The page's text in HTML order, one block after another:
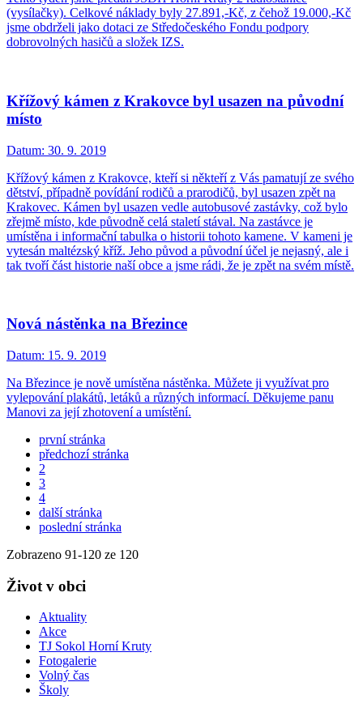
(vysílačky). Celkové náklady byly 27.891,-Kč, z čehož 19.000,-Kč
jsme obdrželi jako dotaci ze Středočeského Fondu podpory
dobrovolných hasičů a složek IZS.
Křížový kámen z Krakovce byl usazen na původní
místo
Datum: 30. 9. 2019
Křížový kámen z Krakovce, kteří si někteří z Vás pamatují ze svého
dětství, případně povídání rodičů a prarodičů, byl usazen zpět na
Krakovec. Kámen byl usazen vedle autobusové zastávky, což bylo
zřejmě místo, kde původně celá staletí stával. Na zastávce je
umístěna i informační tabulka o historii tohoto kamene. V kameni je
vytesán maltézský kříž. Jeho původ a původní účel je nejasný, ale i
tak tvoří část historie naší obce a jsme rádi, že je zpět na svém místě.
Nová nástěnka na Březince
Datum: 15. 9. 2019
Na Březince je nově umístěna nástěnka. Můžete ji využívat pro
vylepování plakátů, letáků a různých informací. Děkujeme panu
Manovi za její zhotovení a umístění.
první stránka
předchozí stránka
2
3
4
další stránka
poslední stránka
Zobrazeno 91-120 ze 120
Život v obci
Aktuality
Akce
TJ Sokol Horní Kruty
Fotogalerie
Volný čas
Školy